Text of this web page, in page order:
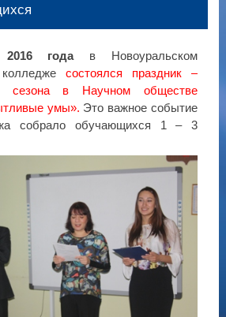
2016 годав Новоуральском
колледже состоялся праздник –
сезона в Научном обществе
умы». Это важное событие
собрало обучающихся 1 – 3